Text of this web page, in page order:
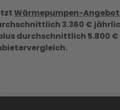
Wärmepumpen-
3.360 €
durchschnittlich 5.800